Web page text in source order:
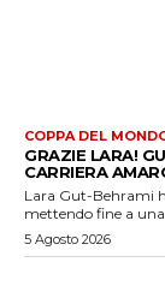
COPPA DEL
GRAZIE LARA!
CARRIERA
Lara Gut-Behrami
mettendo fine a
5 Agosto 2026